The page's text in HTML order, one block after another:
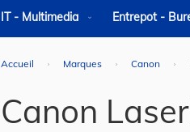
IT - Multimedia Entrepot -
Accueil Marques Canon
Canon